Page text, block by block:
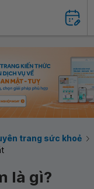
trang sức khoẻ
là gì?